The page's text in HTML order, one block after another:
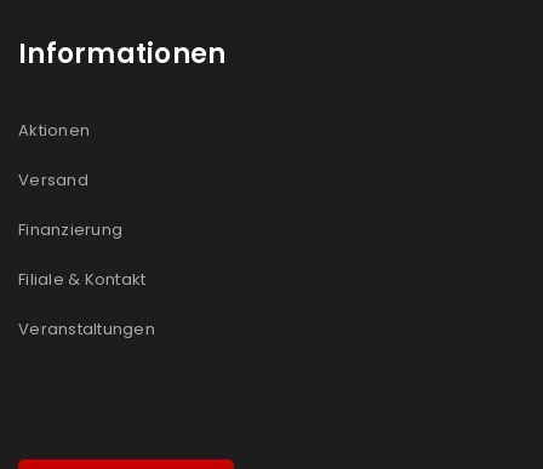
NEWSLETTER ABONNIEREN
us
Ich stimme zu
akzeptiere die
Informationen
Aktionen
Versand
Finanzierung
Filiale & Kontakt
Veranstaltungen